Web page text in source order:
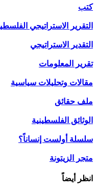
كتب
التقرير الاستراتيجي
التقدير الاستراتيجي
تقرير المعلومات
مقالات وتحليلات سياسية
ملف حقائق
الوثائق الفلسطينية
سلسلة أولست إنساناً؟
متجر الزيتونة
انظر أيضاً